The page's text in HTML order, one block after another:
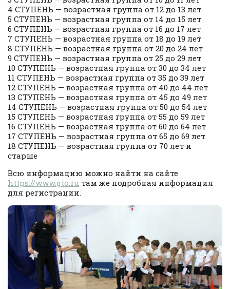
4 СТУПЕНЬ — возрастная группа от 12 до 13 лет
5 СТУПЕНЬ — возрастная группа от 14 до 15 лет
6 СТУПЕНЬ — возрастная группа от 16 до 17 лет
7 СТУПЕНЬ — возрастная группа от 18 до 19 лет
8 СТУПЕНЬ — возрастная группа от 20 до 24 лет
9 СТУПЕНЬ — возрастная группа от 25 до 29 лет
10 СТУПЕНЬ — возрастная группа от 30 до 34 лет
11 СТУПЕНЬ — возрастная группа от 35 до 39 лет
12 СТУПЕНЬ — возрастная группа от 40 до 44 лет
13 СТУПЕНЬ — возрастная группа от 45 до 49 лет
14 СТУПЕНЬ — возрастная группа от 50 до 54 лет
15 СТУПЕНЬ — возрастная группа от 55 до 59 лет
16 СТУПЕНЬ — возрастная группа от 60 до 64 лет
17 СТУПЕНЬ — возрастная группа от 65 до 69 лет
18 СТУПЕНЬ — возрастная группа от 70 лет и
старше
Всю информацию можно найти на сайте
https://www.gto.ru там же подробная информация
для регистрации.